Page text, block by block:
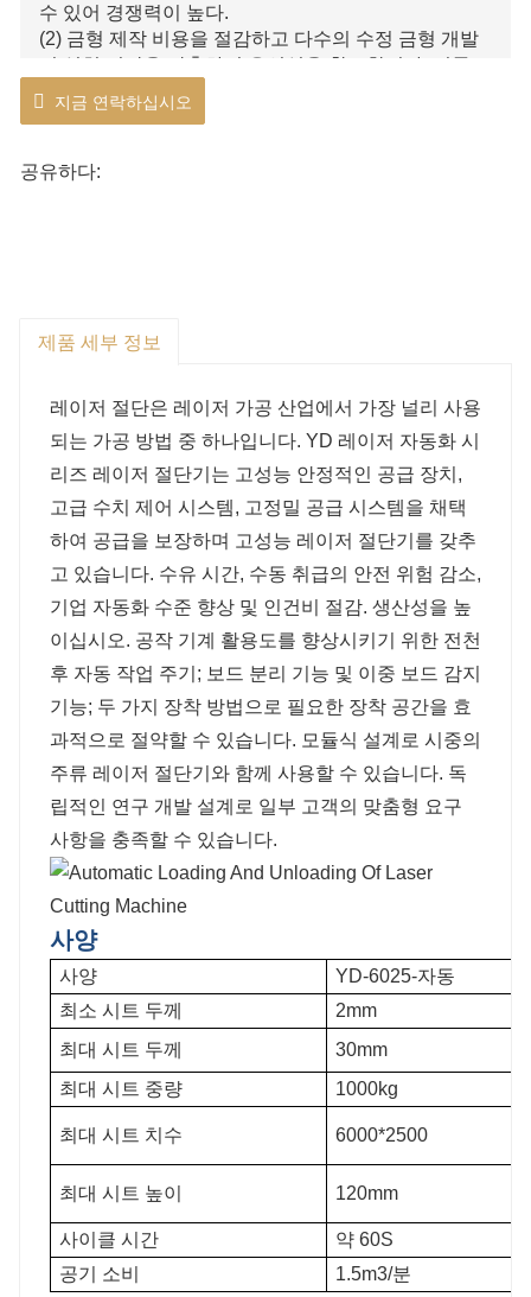
수 있어 경쟁력이 높다.
(2) 금형 제작 비용을 절감하고 다수의 수정 금형 개발
및 설치 시간을 단축하며 유연성을 확보합니다. 전문
CNC 시스템 및 슬리브 프로그래밍 소프트웨어를 사용
하여 언제든지 제품을 교체하거나 교체할 수 있습니다.
스 강 절단, 합금강 절단, 알루미늄 및 합금 절단 등에
지금 연락하십시오
공유하다:
제품 세부 정보
레이저 절단은 레이저 가공 산업에서 가장 널리 사용
되는 가공 방법 중 하나입니다. YD 레이저 자동화 시
리즈 레이저 절단기는 고성능 안정적인 공급 장치,
고급 수치 제어 시스템, 고정밀 공급 시스템을 채택
하여 공급을 보장하며 고성능 레이저 절단기를 갖추
고 있습니다. 수유 시간, 수동 취급의 안전 위험 감소,
기업 자동화 수준 향상 및 인건비 절감. 생산성을 높
이십시오. 공작 기계 활용도를 향상시키기 위한 전천
후 자동 작업 주기; 보드 분리 기능 및 이중 보드 감지
기능; 두 가지 장착 방법으로 필요한 장착 공간을 효
과적으로 절약할 수 있습니다. 모듈식 설계로 시중의
주류 레이저 절단기와 함께 사용할 수 있습니다. 독
립적인 연구 개발 설계로 일부 고객의 맞춤형 요구
사항을 충족할 수 있습니다.
사양
사양
YD-6025-자동
최소 시트 두께
2mm
최대 시트 두께
30mm
최대 시트 중량
1000kg
최대 시트 치수 6000*2500
최대 시트 높이 120mm
사이클 시간
약 60S
공기 소비
1.5m3/분